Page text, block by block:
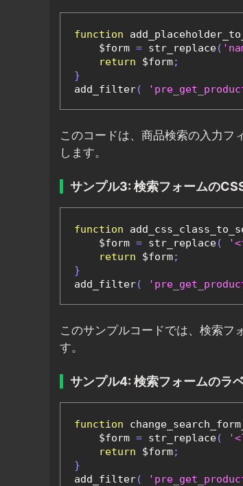
function
    $form
= str_replace(
return $form;
}
add_filter(
このコードは、商品検索の入力
します。
サンプル3: 検索フォームの
function
    $form
= str_replace(
return $form;
}
add_filter(
このサンプルコードでは、検索
す。
サンプル4: 検索フォームのラ
function
    $form
= str_replace(
return $form;
}
add_filter(